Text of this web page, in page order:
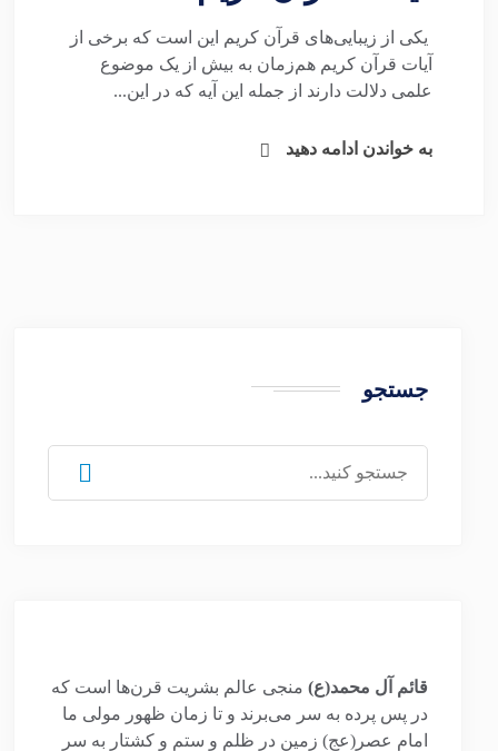
یکی از زیبایی‌های قرآن کریم این است که برخی از
آیات قرآن کریم هم‌زمان به بیش از یک موضوع
علمی دلالت دارند از جمله این آیه که در این...
به خواندن ادامه دهید
جستجو
برای:
قائم آل محمد(ع) منجی عالم بشریت قرن‌ها است که
در پس پرده به سر می‌برند و تا زمان ظهور مولی ما
امام عصر(عج) زمین در ظلم و ستم و کشتار به سر